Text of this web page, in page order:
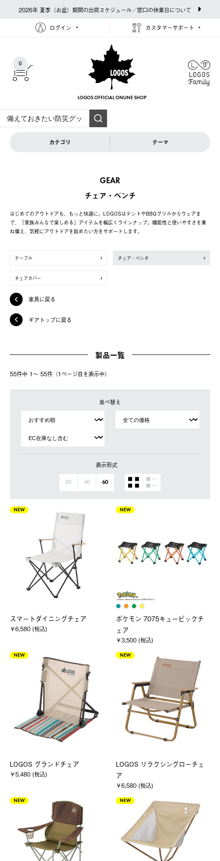
2026年 夏季（お盆）期間の出荷スケジュール／窓口の休業日について
ログイン カスタマーサポート
0
LOGOS OFFICIAL ONLINE SHOP
カテゴリ テーマ
GEAR
チェア・ベンチ
はじめてのアウトドアも、もっと快適に。LOGOSはテントやBBQグリルからウェアま
で、「家族みんなで楽しめる」アイテムを幅広くラインナップ。機能性と使いやすさを兼
ね備え、気軽にアウトドアを始めたい方をサポートします。
テーブル チェア・ベンチ
チェアカバー
家具に戻る
ギアトップに戻る
製品一覧
55件中 1〜 55件（1ページ⽬を表⽰中）
並べ替え
表示形式
20 40 60
NEW
スマートダイニングチェア
￥6,580 (税込)
NEW
ポケモン 7075キュービックチ
ェア
￥3,500 (税込)
NEW
LOGOS グランドチェア
￥5,480 (税込)
NEW
LOGOS リラクシングローチェ
ア
￥6,580 (税込)
NEW NEW